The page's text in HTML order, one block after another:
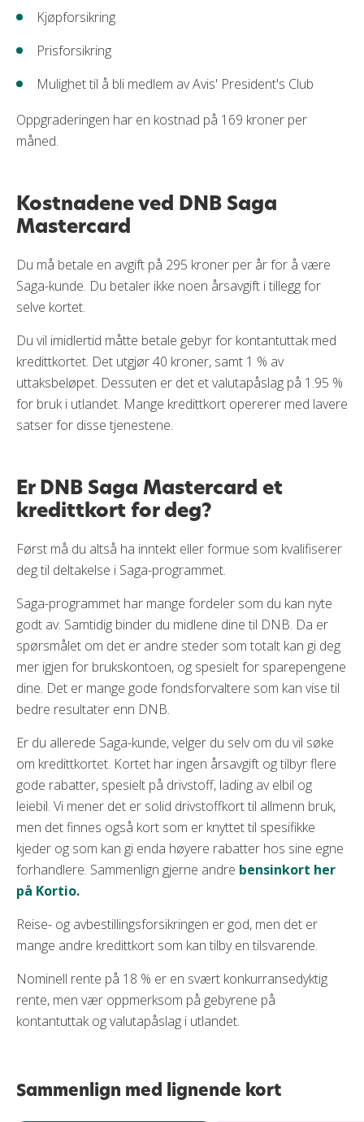
Kjøpforsikring
Prisforsikring
Mulighet til å bli medlem av Avis' President's Club
Oppgraderingen har en kostnad på 169 kroner per
måned.
Kostnadene ved DNB Saga
Mastercard
Du må betale en avgift på 295 kroner per år for å være
Saga-kunde. Du betaler ikke noen årsavgift i tillegg for
selve kortet.
Du vil imidlertid måtte betale gebyr for kontantuttak med
kredittkortet. Det utgjør 40 kroner, samt 1 % av
uttaksbeløpet. Dessuten er det et valutapåslag på 1.95 %
for bruk i utlandet. Mange kredittkort opererer med lavere
satser for disse tjenestene.
Er DNB Saga Mastercard et
kredittkort for deg?
Først må du altså ha inntekt eller formue som kvalifiserer
deg til deltakelse i Saga-programmet.
Saga-programmet har mange fordeler som du kan nyte
godt av. Samtidig binder du midlene dine til DNB. Da er
spørsmålet om det er andre steder som totalt kan gi deg
mer igjen for brukskontoen, og spesielt for sparepengene
dine. Det er mange gode fondsforvaltere som kan vise til
bedre resultater enn DNB.
Er du allerede Saga-kunde, velger du selv om du vil søke
om kredittkortet. Kortet har ingen årsavgift og tilbyr flere
gode rabatter, spesielt på drivstoff, lading av elbil og
leiebil. Vi mener det er solid drivstoffkort til allmenn bruk,
men det finnes også kort som er knyttet til spesifikke
kjeder og som kan gi enda høyere rabatter hos sine egne
forhandlere. Sammenlign gjerne andre bensinkort her
på Kortio.
Reise- og avbestillingsforsikringen er god, men det er
mange andre kredittkort som kan tilby en tilsvarende.
Nominell rente på 18 % er en svært konkurransedyktig
rente, men vær oppmerksom på gebyrene på
kontantuttak og valutapåslag i utlandet.
Sammenlign med lignende kort